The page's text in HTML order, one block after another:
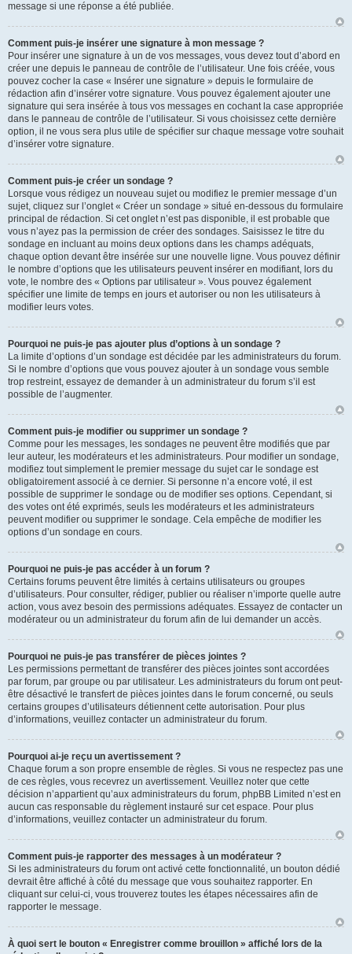
message si une réponse a été publiée.
Comment puis-je insérer une signature à mon message ?
Pour insérer une signature à un de vos messages, vous devez tout d’abord en
créer une depuis le panneau de contrôle de l’utilisateur. Une fois créée, vous
pouvez cocher la case « Insérer une signature » depuis le formulaire de
rédaction afin d’insérer votre signature. Vous pouvez également ajouter une
signature qui sera insérée à tous vos messages en cochant la case appropriée
dans le panneau de contrôle de l’utilisateur. Si vous choisissez cette dernière
option, il ne vous sera plus utile de spécifier sur chaque message votre souhait
d’insérer votre signature.
Comment puis-je créer un sondage ?
Lorsque vous rédigez un nouveau sujet ou modifiez le premier message d’un
sujet, cliquez sur l’onglet « Créer un sondage » situé en-dessous du formulaire
principal de rédaction. Si cet onglet n’est pas disponible, il est probable que
vous n’ayez pas la permission de créer des sondages. Saisissez le titre du
sondage en incluant au moins deux options dans les champs adéquats,
chaque option devant être insérée sur une nouvelle ligne. Vous pouvez définir
le nombre d’options que les utilisateurs peuvent insérer en modifiant, lors du
vote, le nombre des « Options par utilisateur ». Vous pouvez également
spécifier une limite de temps en jours et autoriser ou non les utilisateurs à
modifier leurs votes.
Pourquoi ne puis-je pas ajouter plus d’options à un sondage ?
La limite d’options d’un sondage est décidée par les administrateurs du forum.
Si le nombre d’options que vous pouvez ajouter à un sondage vous semble
trop restreint, essayez de demander à un administrateur du forum s’il est
possible de l’augmenter.
Comment puis-je modifier ou supprimer un sondage ?
Comme pour les messages, les sondages ne peuvent être modifiés que par
leur auteur, les modérateurs et les administrateurs. Pour modifier un sondage,
modifiez tout simplement le premier message du sujet car le sondage est
obligatoirement associé à ce dernier. Si personne n’a encore voté, il est
possible de supprimer le sondage ou de modifier ses options. Cependant, si
des votes ont été exprimés, seuls les modérateurs et les administrateurs
peuvent modifier ou supprimer le sondage. Cela empêche de modifier les
options d’un sondage en cours.
Pourquoi ne puis-je pas accéder à un forum ?
Certains forums peuvent être limités à certains utilisateurs ou groupes
d’utilisateurs. Pour consulter, rédiger, publier ou réaliser n’importe quelle autre
action, vous avez besoin des permissions adéquates. Essayez de contacter un
modérateur ou un administrateur du forum afin de lui demander un accès.
Pourquoi ne puis-je pas transférer de pièces jointes ?
Les permissions permettant de transférer des pièces jointes sont accordées
par forum, par groupe ou par utilisateur. Les administrateurs du forum ont peut-
être désactivé le transfert de pièces jointes dans le forum concerné, ou seuls
certains groupes d’utilisateurs détiennent cette autorisation. Pour plus
d’informations, veuillez contacter un administrateur du forum.
Pourquoi ai-je reçu un avertissement ?
Chaque forum a son propre ensemble de règles. Si vous ne respectez pas une
de ces règles, vous recevrez un avertissement. Veuillez noter que cette
décision n’appartient qu’aux administrateurs du forum, phpBB Limited n’est en
aucun cas responsable du règlement instauré sur cet espace. Pour plus
d’informations, veuillez contacter un administrateur du forum.
Comment puis-je rapporter des messages à un modérateur ?
Si les administrateurs du forum ont activé cette fonctionnalité, un bouton dédié
devrait être affiché à côté du message que vous souhaitez rapporter. En
cliquant sur celui-ci, vous trouverez toutes les étapes nécessaires afin de
rapporter le message.
À quoi sert le bouton « Enregistrer comme brouillon » affiché lors de la